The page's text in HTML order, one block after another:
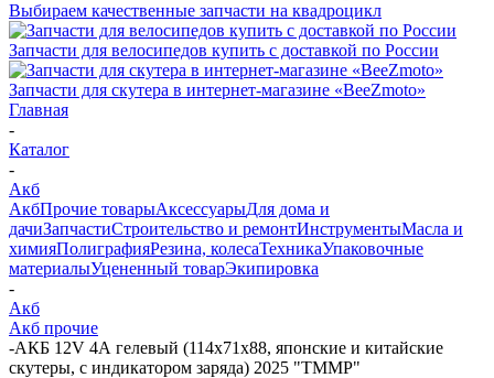
Выбираем качественные запчасти на квадроцикл
Запчасти для велосипедов купить с доставкой по России
Запчасти для скутера в интернет-магазине «BeeZmoto»
Главная
-
Каталог
-
Акб
АкбПрочие товарыАксессуарыДля дома и
дачиЗапчастиСтроительство и ремонтИнструментыМасла и
химияПолиграфияРезина, колесаТехникаУпаковочные
материалыУцененный товарЭкипировка
-
Акб
Акб прочие
-АКБ 12V 4А гелевый (114x71x88, японские и китайские
скутеры, с индикатором заряда) 2025 "TMMP"